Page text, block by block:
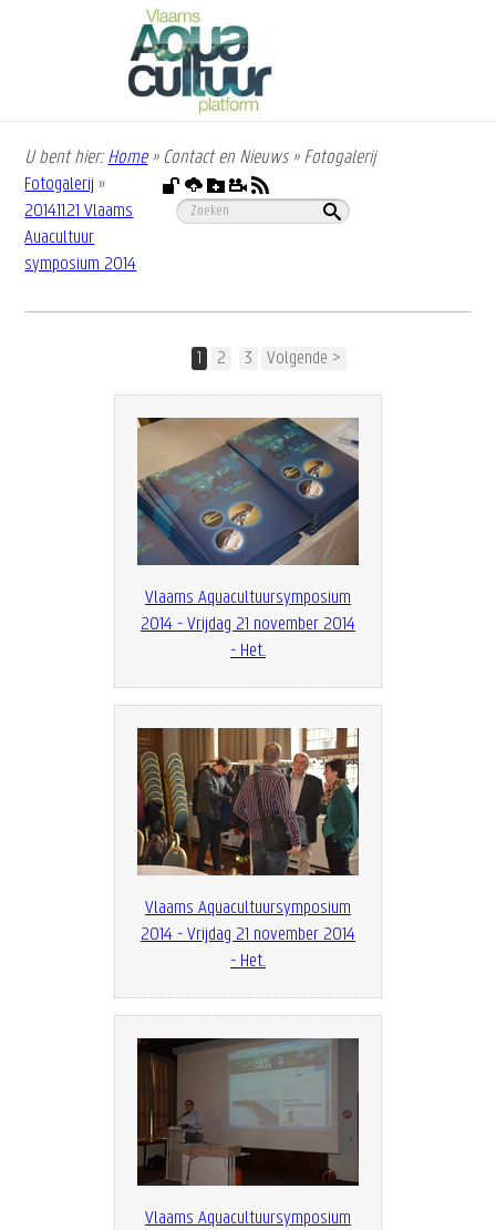
gaan
Kruimelpad
U bent hier: Home » Contact en Nieuws » Fotogalerij
Fotogalerij »
2014.11.21 Vlaams
Auacultuur
symposium 2014
1 2 3 Volgende >
Vlaams Aquacultuursymposium
2014 - Vrijdag 21 november 2014
- Het...
Vlaams Aquacultuursymposium
2014 - Vrijdag 21 november 2014
- Het...
Vlaams Aquacultuursymposium